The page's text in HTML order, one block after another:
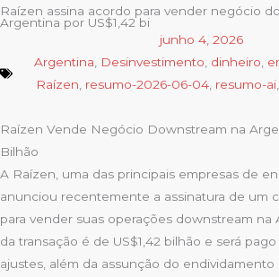
Raízen assina acordo para vender negócio
Argentina por US$1,42 bi
junho 4, 2026
Argentina
Desinvestimento dinheiro
Raízen resumo-2026-06-04 resumo-ai
Raízen Vende Negócio Downstream na
Bilhão
A Raízen, uma das principais empresas de
anunciou recentemente a assinatura de um
para vender suas operações downstream na
da transação é de US$1,42 bilhão e será
ajustes, além da assunção do endividamento